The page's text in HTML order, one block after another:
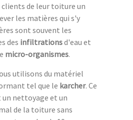
clients de leur toiture un
les matières qui s'y
sont souvent les
des infiltrationsd'eau et
micro-organismes.
utilisons du matériel
tel que le karcher. Ce
nettoyage et un
de la toiture sans